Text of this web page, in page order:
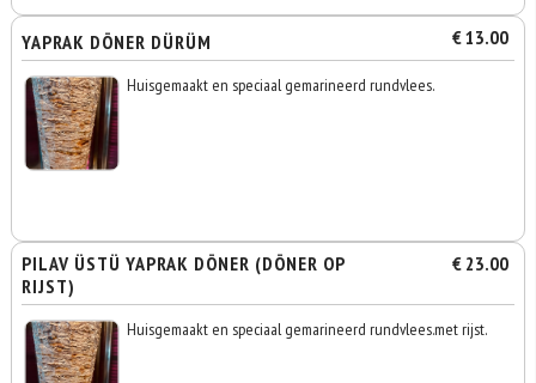
YAPRAK DÖNER DÜRÜM € 13.00
Huisgemaakt en speciaal gemarineerd rundvlees.
PILAV ÜSTÜ YAPRAK DÖNER (DÖNER OP
RIJST)
€ 23.00
Huisgemaakt en speciaal gemarineerd rundvlees.met rijst.